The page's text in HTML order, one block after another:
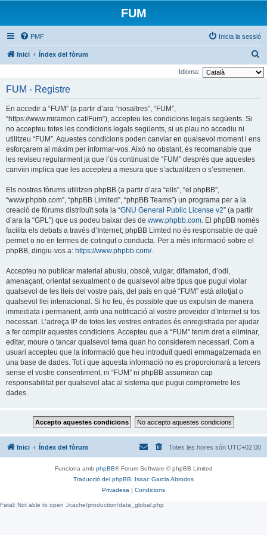
FUM
PMF Inicia la sessió
Inici Índex del fòrum
e
Idioma:
FUM - Registre
En accedir a “FUM” (a partir d’ara “nosaltres”, “FUM”,
“https://www.miramon.cat/Fum”), accepteu les condicions legals següents. Si
no accepteu totes les condicions legals següents, si us plau no accediu ni
utilitzeu “FUM”. Aquestes condicions poden canviar en qualsevol moment i ens
esforçarem al màxim per informar-vos. Això no obstant, és recomanable que
les reviseu regularment ja que l’ús continuat de “FUM” després que aquestes
canvïin implica que les accepteu a mesura que s’actualitzen o s’esmenen.
Els nostres fòrums utilitzen phpBB (a partir d’ara “ells”, “el phpBB”,
“www.phpbb.com”, “phpBB Limited”, “phpBB Teams”) un programa per a la
creació de fòrums distribuït sota la “GNU General Public License v2” (a partir
d’ara la “GPL”) que us podeu baixar des de www.phpbb.com. El phpBB només
facilita els debats a través d’Internet; phpBB Limted no és responsable de què
permet o no en termes de cotingut o conducta. Per a més informació sobre el
phpBB, dirigiu-vos a: https://www.phpbb.com/.
Accepteu no publicar material abusiu, obscè, vulgar, difamatori, d’odi,
amenaçant, orientat sexualment o de qualsevol altre tipus que pugui violar
qualsevol de les lleis del vostre país, del país en què “FUM” està allotjat o
qualsevol llei intenacional. Si ho feu, és possible que us expulsin de manera
immediata i permanent, amb una notificació al vostre proveïdor d’Internet si fos
necessari. L’adreça IP de totes les vostres entrades és enregistrada per ajudar
a fer complir aquestes condicions. Accepteu que a “FUM” tenim dret a eliminar,
editar, moure o tancar qualsevol tema quan ho considerem necessari. Com a
usuari accepteu que la informació que heu introduït quedi emmagatzemada en
una base de dades. Tot i que aquesta informació no es proporcionarà a tercers
sense el vostre consentiment, ni “FUM” ni phpBB assumiran cap
responsabilitat per qualsevol atac al sistema que pugui comprometre les
dades.
Inici Índex del fòrum Totes les hores són UTC+02:00
Funciona amb phpBB® Forum Software © phpBB Limited
Traducció del phpBB: Isaac Garcia Abrodos
Privadesa | Condicions
Fatal: Not able to open ./cache/production/data_global.php